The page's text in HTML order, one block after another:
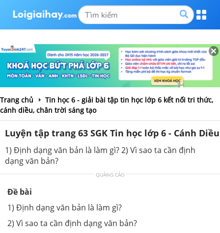
Trang chủ
Tin học 6 - giải bài tập tin học lớp 6 kết nối tri thức,
cánh diều, chân trời sáng tạo
Luyện tập trang 63 SGK Tin học lớp 6 - Cánh Diều
1) Định dạng văn bản là làm gì? 2) Vì sao ta cần định
dạng văn bản?
QUẢNG CÁO
Đề bài
1) Định dạng văn bản là làm gì?
2) Vì sao ta cần định dạng văn bản?